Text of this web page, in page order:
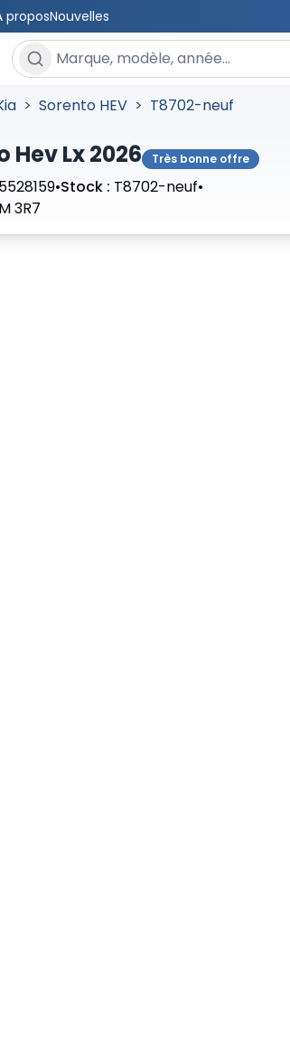
proposNouvelles
Rechercher un véhicule
> Sorento HEV > T8702-neuf
Hev Lx 2026 Très bonne offre
•Stock : T8702-neuf•
3R7